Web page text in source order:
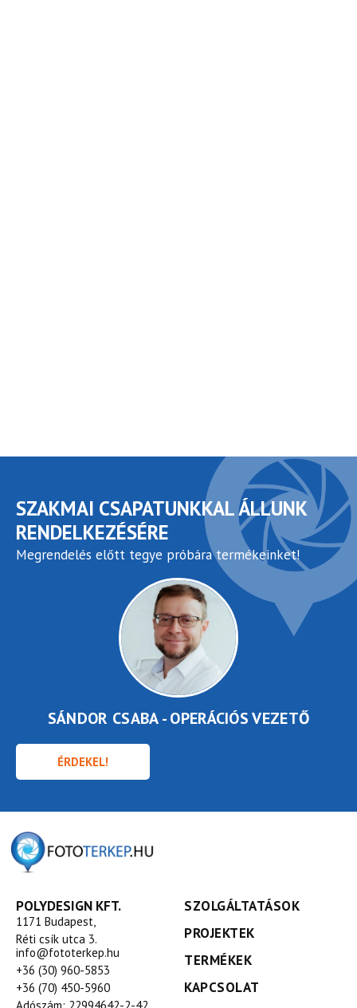
SZAKMAI CSAPATUNKKAL ÁLLUNK
RENDELKEZÉSÉRE
Megrendelés előtt tegye próbára termékeinket!
ÉRDEKEL!
SÁNDOR CSABA - OPERÁCIÓS VEZETŐ
POLYDESIGN KFT.
1171 Budapest,
Réti csík utca 3.
info@fototerkep.hu
+36 (30) 960-5853
+36 (70) 450-5960
SZOLGÁLTATÁSOK
PROJEKTEK
TERMÉKEK
KAPCSOLAT